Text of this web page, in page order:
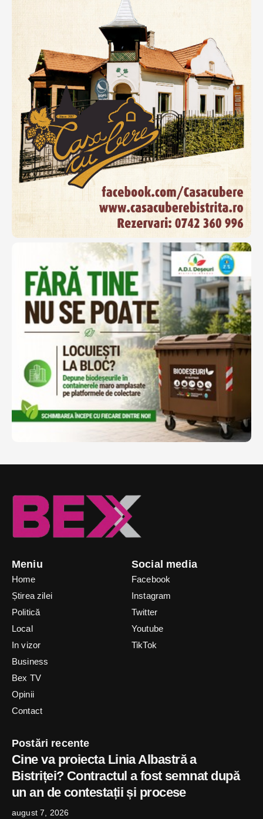
Meniu
Home
Știrea zilei
Politică
Local
In vizor
Business
Bex TV
Opinii
Contact
Social media
Facebook
Instagram
Twitter
Youtube
TikTok
Postări recente
Cine va proiecta Linia Albastră a
Bistriței? Contractul a fost semnat după
un an de contestații și procese
august 7, 2026